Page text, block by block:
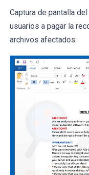
Captura de pantalla
usuarios a pagar la
archivos afectados: